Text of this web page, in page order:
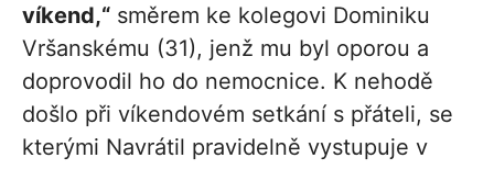
víkend,“ směrem ke kolegovi Dominiku
Vršanskému (31), jenž mu byl oporou a
doprovodil ho do nemocnice. K nehodě
došlo při víkendovém setkání s přáteli, se
kterými Navrátil pravidelně vystupuje v